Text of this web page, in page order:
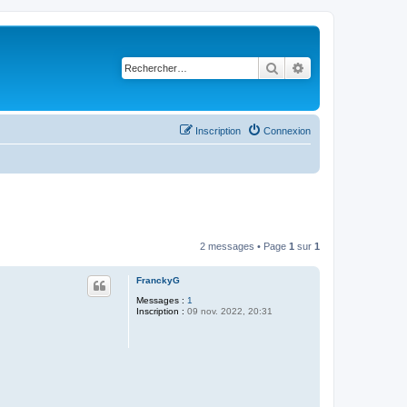
Rechercher
Connexion
Inscription
2 messages • Page 1 sur 1
FranckyG
Messages : 1
Inscription : 09 nov. 2022, 20:31